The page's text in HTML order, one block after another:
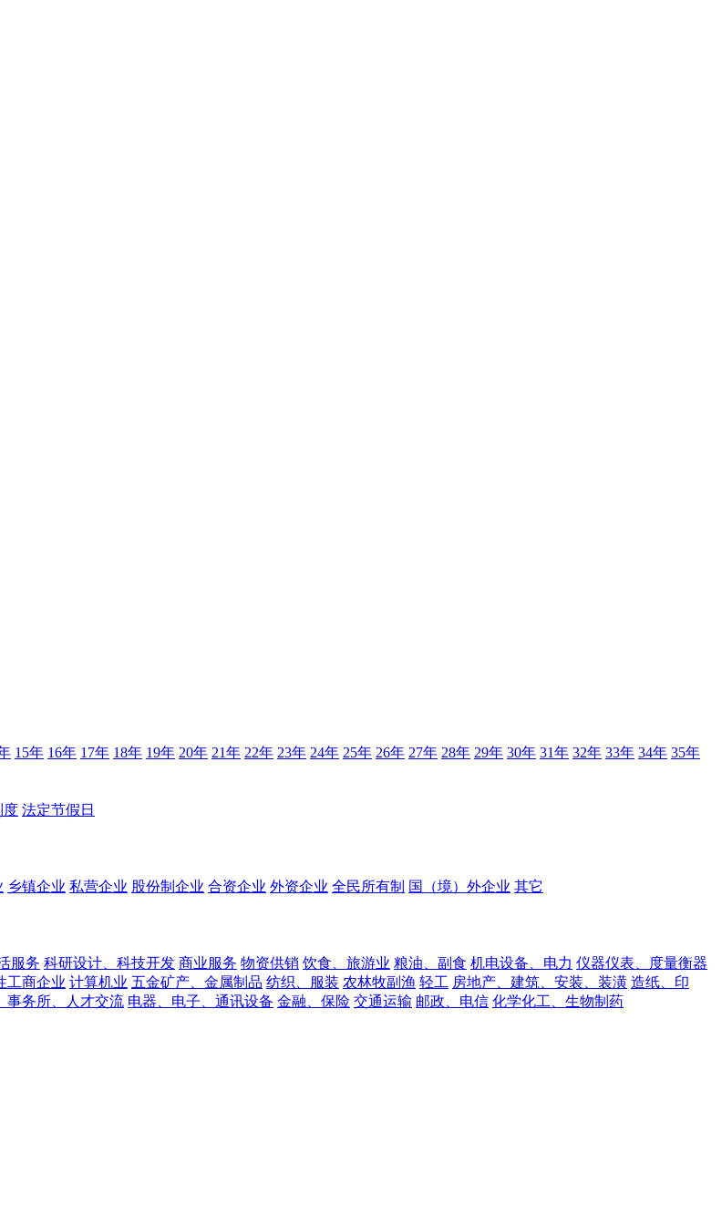
15年 16年 17年 18年 19年 20年 21年 22年 23年 24年 25年 26年 27年 28年 29年 30年 31年 32年 33年 34年 35年
度 法定节假日
乡镇企业 私营企业 股份制企业 合资企业 外资企业 全民所有制 国（境）外企业 其它
服务 科研设计、科技开发 商业服务 物资供销 饮食、旅游业 粮油、副食 机电设备、电力 仪器仪表、度量衡器
工商企业 计算机业 五金矿产、金属制品 纺织、服装 农林牧副渔 轻工 房地产、建筑、安装、装潢 造纸、印
事务所、人才交流 电器、电子、通讯设备 金融、保险 交通运输 邮政、电信 化学化工、生物制药